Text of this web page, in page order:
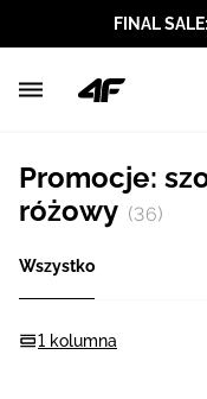
FINAL
Promocje:
różowy (36)
Wszystko
1 kolumna